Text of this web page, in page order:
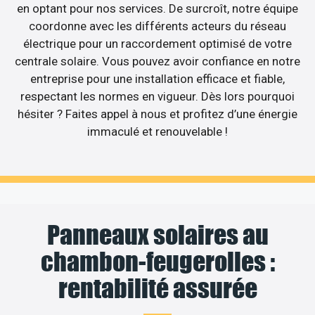
en optant pour nos services. De surcroît, notre équipe
coordonne avec les différents acteurs du réseau
électrique pour un raccordement optimisé de votre
centrale solaire. Vous pouvez avoir confiance en notre
entreprise pour une installation efficace et fiable,
respectant les normes en vigueur. Dès lors pourquoi
hésiter ? Faites appel à nous et profitez d’une énergie
immaculé et renouvelable !
Panneaux solaires au
chambon-feugerolles :
rentabilité assurée